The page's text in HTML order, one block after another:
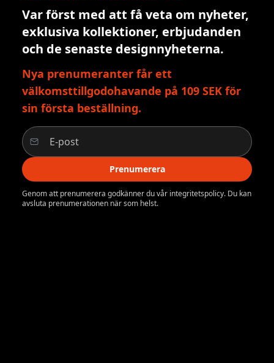
Var först med att få veta om nyheter,
exklusiva kollektioner, erbjudanden
och de senaste designnyheterna.
Nya prenumeranter får ett
välkomsttillgodohavande på 109 SEK för
sin första beställning.
Prenumerera
Genom att prenumerera godkänner du vår integritetspolicy. Du kan
avsluta prenumerationen när som helst.